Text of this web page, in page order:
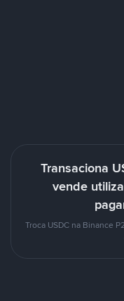
Transaciona
vende
Troca USDC na Binance